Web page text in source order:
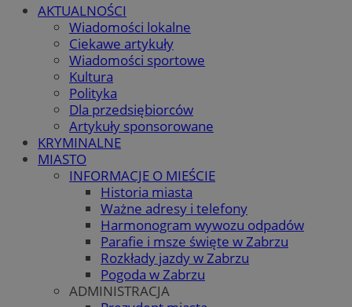
AKTUALNOŚCI
Wiadomości lokalne
Ciekawe artykuły
Wiadomości sportowe
Kultura
Polityka
Dla przedsiębiorców
Artykuły sponsorowane
KRYMINALNE
MIASTO
INFORMACJE O MIEŚCIE
Historia miasta
Ważne adresy i telefony
Harmonogram wywozu odpadów
Parafie i msze święte w Zabrzu
Rozkłady jazdy w Zabrzu
Pogoda w Zabrzu
ADMINISTRACJA